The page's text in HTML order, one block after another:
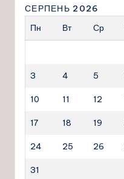
СЕРПЕНЬ 2026
Пн
Вт Ср
3 4 5
10 11 12
17 18 19
24 25 26
31